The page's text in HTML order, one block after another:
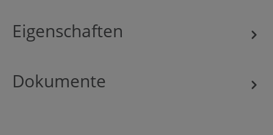
Eigenschaften
Dokumente